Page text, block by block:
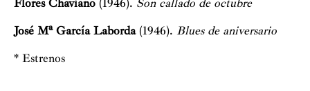
Flores Chaviano (1946). Son callado de octubre
José Mª García Laborda (1946). Blues de aniversario
* Estrenos